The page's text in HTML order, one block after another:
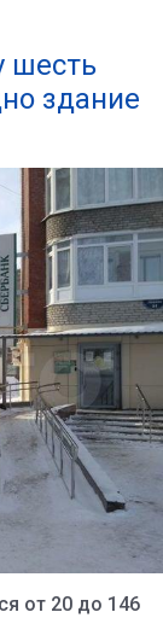
шесть
здание
от 20 до 146